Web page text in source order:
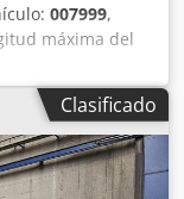
007999,
máxima del
de
de
Clasificado